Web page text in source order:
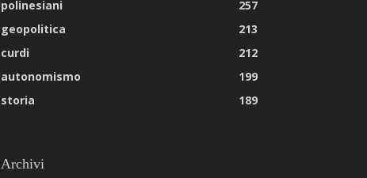
polinesiani
257
geopolitica
213
curdi
212
autonomismo
199
storia
189
Archivi